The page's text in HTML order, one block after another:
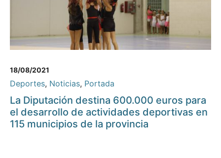
18/08/2021
Deportes, Noticias, Portada
La Diputación destina 600.000 euros para
el desarrollo de actividades deportivas en
115 municipios de la provincia